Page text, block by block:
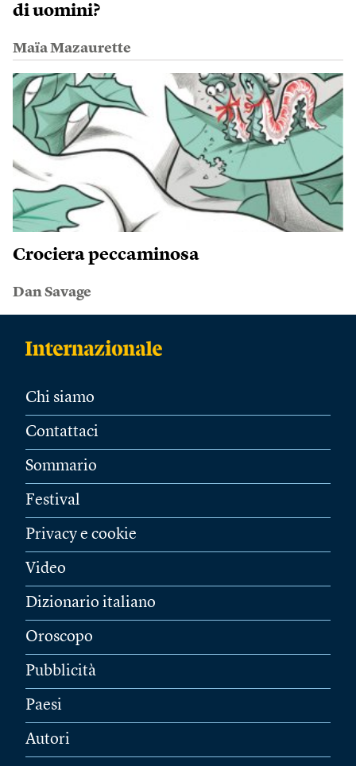
di uomini?
Maïa Mazaurette
Crociera peccaminosa
Dan Savage
Chi siamo
Contattaci
Sommario
Festival
Privacy e cookie
Video
Dizionario italiano
Oroscopo
Pubblicità
Paesi
Autori